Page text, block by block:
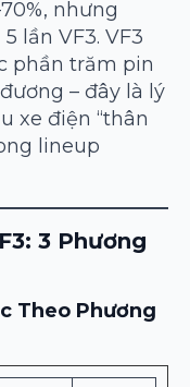
nhưng
lần VF3. VF3
phần trăm pin
– đây là lý
xe điện “thân
lineup
3 Phương
Theo Phương